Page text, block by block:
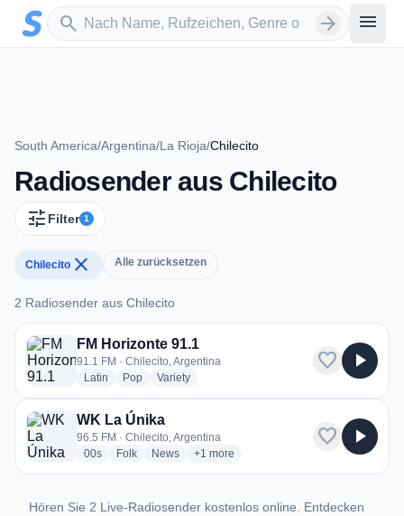
Zum Hauptinhalt springen
search
Sender suchen arrow_forward menu
South America/Argentina/La Rioja/Chilecito
Radiosender aus Chilecito
tune Filter 1
Chilecito close Alle zurücksetzen
2 Radiosender aus Chilecito
2 Radiosender aus Chilecito
FM Horizonte 91.1
91.1 FM · Chilecito, Argentina
Latin radio stations
Popradio stations
Varietyradio stations
favorite play_arrow
WK La Únika
96.5 FM · Chilecito, Argentina
00sradio stations
Folkradio stations
Newsradio stations
+1 more genres for WK La Únika
more
favorite play_arrow
Hören Sie 2 Live-Radiosender kostenlos online. Entdecken